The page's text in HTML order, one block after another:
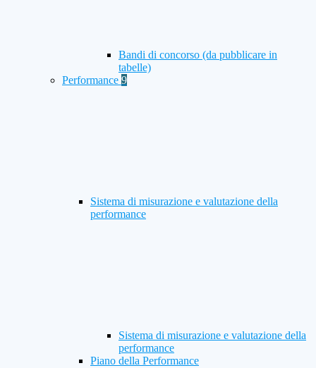
Bandi di concorso (da pubblicare in
tabelle)
Performance 9
Sistema di misurazione e valutazione della
performance
Sistema di misurazione e valutazione della
performance
Piano della Performance